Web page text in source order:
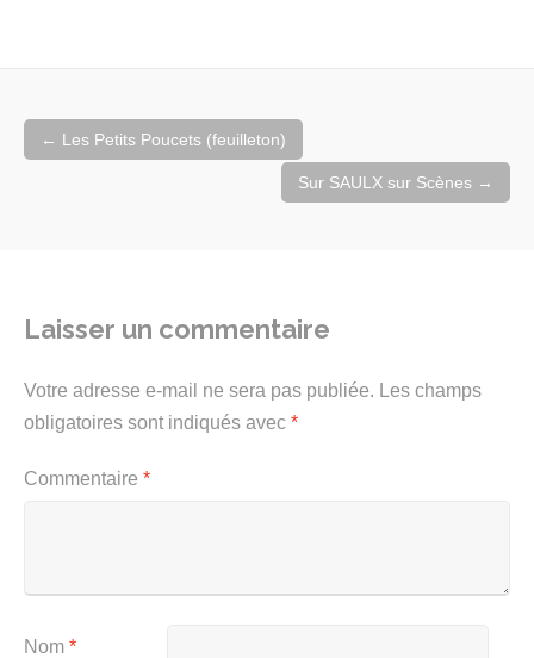
Navigation
de
← Les Petits Poucets (feuilleton)
Sur SAULX sur Scènes →
Laisser un commentaire
Votre adresse e-mail ne sera pas publiée. Les champs
obligatoires sont indiqués avec *
Commentaire *
Nom *